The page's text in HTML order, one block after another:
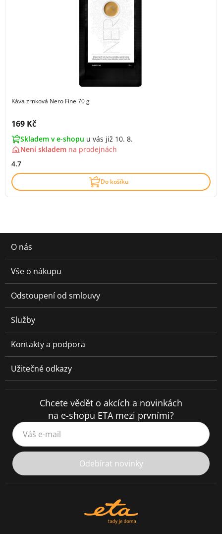
Káva zrnková Nero Fine 70 g
Cena s DPH:
169 Kč
Skladem v e-shopu u vás již 10. 8.
Není skladem na prodejnách
4.7
Do košíku
O nás
Vše o nákupu
Odstoupení od smlouvy
Služby
Kontakty a podpora
Užitečné odkazy
Chcete vědět o akcích a novinkách
na e-shopu ETA mezi prvními?
Váš e-mail
Odebírat novinky